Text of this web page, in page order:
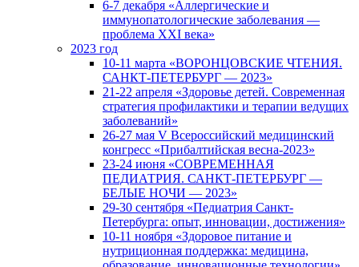
6-7 декабря «Аллергические и
иммунопатологические заболевания —
проблема XXI века»
2023 год
10-11 марта «ВОРОНЦОВСКИЕ ЧТЕНИЯ.
САНКТ-ПЕТЕРБУРГ — 2023»
21-22 апреля «Здоровье детей. Современная
стратегия профилактики и терапии ведущих
заболеваний»
26-27 мая V Всероссийский медицинский
конгресс «Прибалтийская весна-2023»
23-24 июня «СОВРЕМЕННАЯ
ПЕДИАТРИЯ. САНКТ-ПЕТЕРБУРГ —
БЕЛЫЕ НОЧИ — 2023»
29-30 сентября «Педиатрия Санкт-
Петербурга: опыт, инновации, достижения»
10-11 ноября «Здоровое питание и
нутриционная поддержка: медицина,